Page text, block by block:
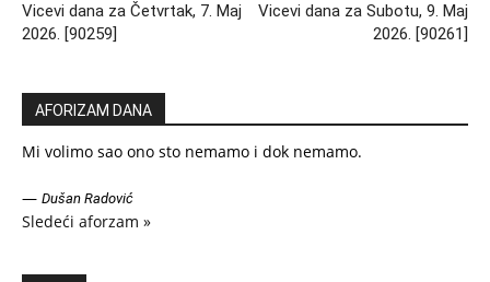
Vicevi dana za Četvrtak, 7. Maj
2026. [90259]
Vicevi dana za Subotu, 9. Maj
2026. [90261]
AFORIZAM DANA
Mi volimo sao ono sto nemamo i dok nemamo.
— Dušan Radović
Sledeći aforzam »